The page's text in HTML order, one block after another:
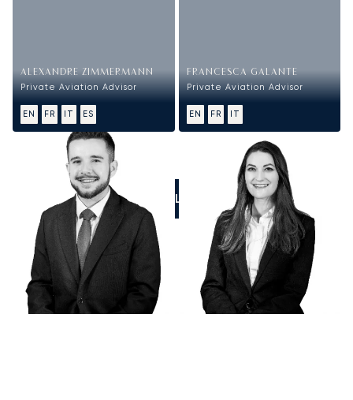
ALEXANDRE ZIMMERMANN
Private Aviation Advisor
EN FR IT ES
FRANCESCA GALANTE
Private Aviation Advisor
EN FR IT
CALL US